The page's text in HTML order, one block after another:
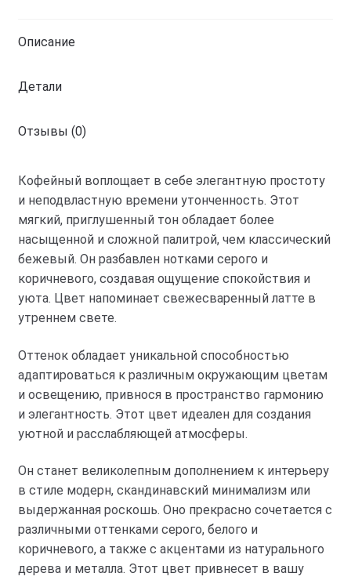
молоком
Описание
Детали
Отзывы (0)
Кофейный воплощает в себе элегантную простоту
и неподвластную времени утонченность. Этот
мягкий, приглушенный тон обладает более
насыщенной и сложной палитрой, чем классический
бежевый. Он разбавлен нотками серого и
коричневого, создавая ощущение спокойствия и
уюта. Цвет напоминает свежесваренный латте в
утреннем свете.
Оттенок обладает уникальной способностью
адаптироваться к различным окружающим цветам
и освещению, привнося в пространство гармонию
и элегантность. Этот цвет идеален для создания
уютной и расслабляющей атмосферы.
Он станет великолепным дополнением к интерьеру
в стиле модерн, скандинавский минимализм или
выдержанная роскошь. Оно прекрасно сочетается с
различными оттенками серого, белого и
коричневого, а также с акцентами из натурального
дерева и металла. Этот цвет привнесет в вашу